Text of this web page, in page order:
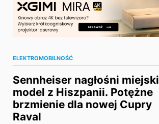
ELEKTROMOBILNOŚĆ
Sennheiser nagłośni miejski
model z Hiszpanii. Potężne
brzmienie dla nowej Cupry
Raval